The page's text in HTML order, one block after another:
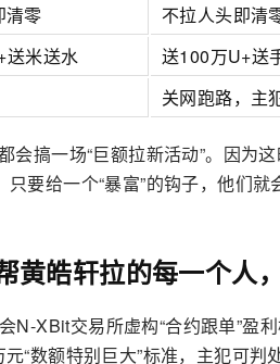
清零 不拉人头即清
送米送水 送100万U+送
关网跑路，主
会搞一场“巨额拉新活动”。因为
要给一个“暴富”的钩子，他们
皓轩拉的每一个人
N-XBit交易所虚构“合约跟单”盈
“数额特别巨大”标准，主犯可判